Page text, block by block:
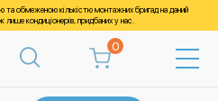
та обмеженою кількістю монтажних бригад на даний
кондиціонерів, придбаних у нас.
0